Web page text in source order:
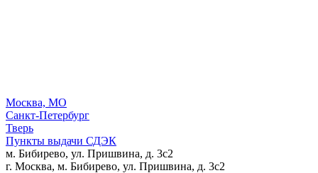
Москва, МО
Санкт-Петербург
Тверь
Пункты выдачи СДЭК
м. Бибирево, ул. Пришвина, д. 3с2
г. Москва, м. Бибирево, ул. Пришвина, д. 3с2